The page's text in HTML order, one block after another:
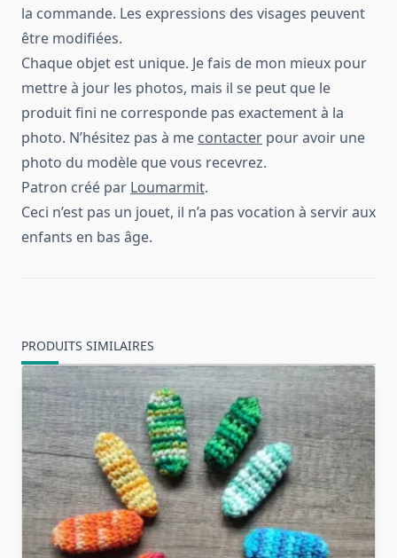
la commande. Les expressions des visages peuvent
être modifiées.
Chaque objet est unique. Je fais de mon mieux pour
mettre à jour les photos, mais il se peut que le
produit fini ne corresponde pas exactement à la
photo. N’hésitez pas à me contacter pour avoir une
photo du modèle que vous recevrez.
Patron créé par Loumarmit.
Ceci n’est pas un jouet, il n’a pas vocation à servir aux
enfants en bas âge.
PRODUITS SIMILAIRES